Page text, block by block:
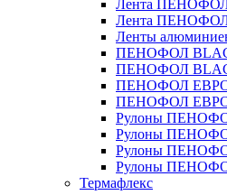
Лента
Лента
Ленты
ПЕНОФОЛ
ПЕНОФОЛ
ПЕНОФОЛ
ПЕНОФОЛ
Рулоны
Рулоны
Рулоны
Рулоны
Термафлекс